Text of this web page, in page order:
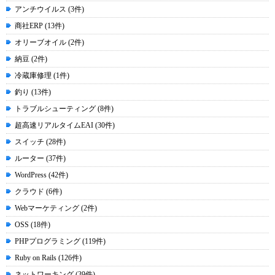
アンチウイルス (3件)
商社ERP (13件)
オリーブオイル (2件)
納豆 (2件)
冷蔵庫修理 (1件)
釣り (13件)
トラブルシューティング (8件)
超高速リアルタイムEAI (30件)
スイッチ (28件)
ルーター (37件)
WordPress (42件)
クラウド (6件)
Webマーケティング (2件)
OSS (18件)
PHPプログラミング (119件)
Ruby on Rails (126件)